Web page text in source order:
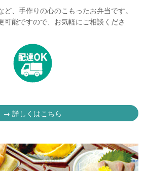
、手作りの心のこもったお弁当です。
可能ですので、お気軽にご相談くださ
→ 詳しくはこちら